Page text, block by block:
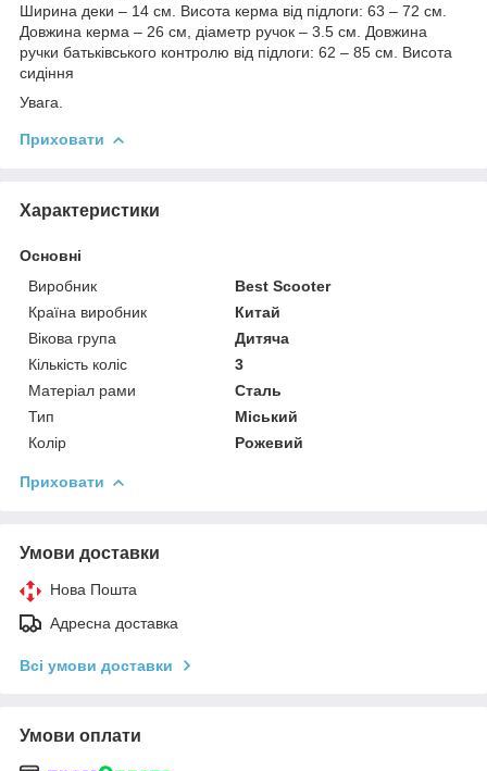
Ширина деки – 14 см. Висота керма від підлоги: 63 – 72 см.
Довжина керма – 26 см, діаметр ручок – 3.5 см. Довжина
ручки батьківського контролю від підлоги: 62 – 85 см. Висота
сидіння
Увага.
Приховати
Характеристики
Основні
Виробник
Best Scooter
Країна виробник
Китай
Вікова група
Дитяча
Кількість коліс
3
Матеріал рами
Сталь
Тип
Міський
Колір
Рожевий
Приховати
Умови доставки
Нова Пошта
Адресна доставка
Всі умови доставки
Умови оплати